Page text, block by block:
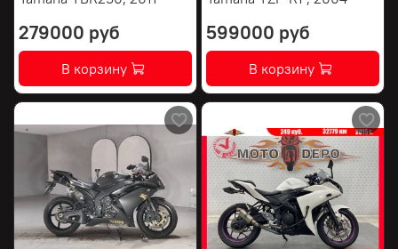
279000 руб
В корзину
599000 руб
В корзину